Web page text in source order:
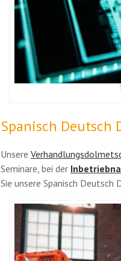
Spanisch Deutsch
Unsere
Seminare, bei der
Sie unsere Spanisch